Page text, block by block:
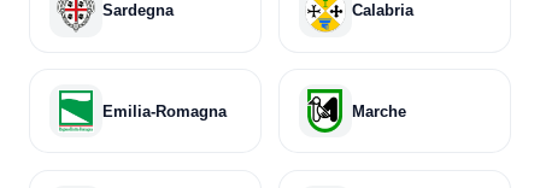
Sardegna Calabria
Emilia-Romagna Marche